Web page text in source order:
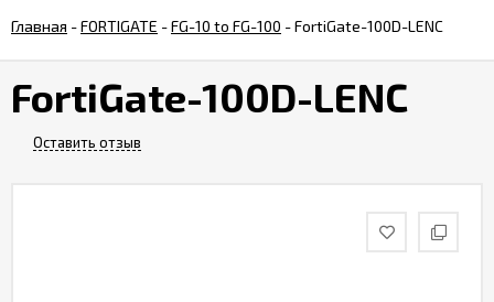
Доставка
Главная -FORTIGATE -FG-10 to FG-100 -FortiGate-100D-LENC
FortiGate-100D-LENC
Оставить отзыв